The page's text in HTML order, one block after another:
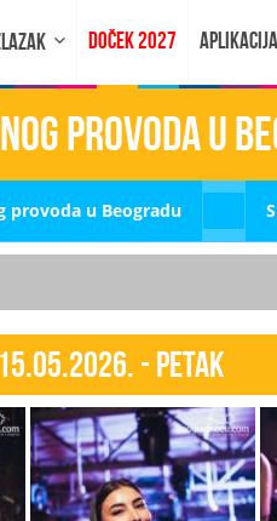
DOČEK 2027 APLIKACIJA
provoda u
provoda u Beogradu
- PETAK